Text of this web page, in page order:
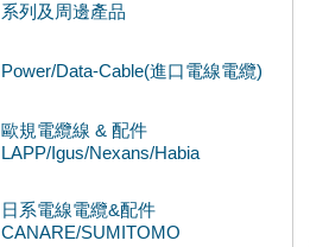
系列及周邊產品
Power/Data-Cable(進口電線電纜)
歐規電纜線 & 配件
LAPP/Igus/Nexans/Habia
日系電線電纜&配件
CANARE/SUMITOMO